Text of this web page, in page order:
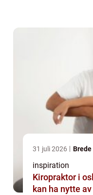
31 juli 2026 Brede
inspiration
Kiropraktor i
kan ha nytte